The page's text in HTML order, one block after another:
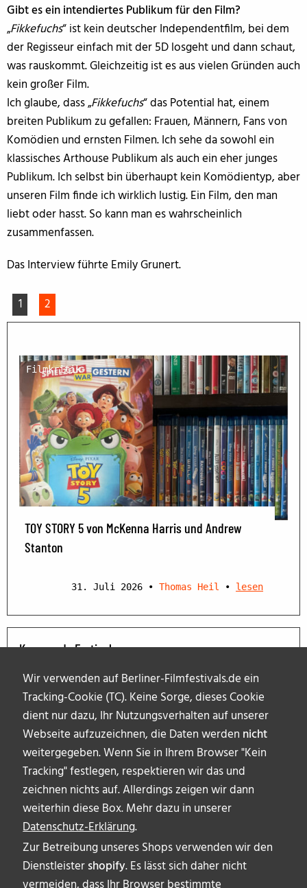
Wir verwenden auf Berliner-Filmfestivals.de ein
Tracking-Cookie (TC). Keine Sorge, dieses Cookie
dient nur dazu, Ihr Nutzungsverhalten auf unserer
Webseite aufzuzeichnen, die Daten werden nicht
weitergegeben. Wenn Sie in Ihrem Browser "Kein
Tracking" festlegen, respektieren wir das und
zeichnen nichts auf. Allerdings zeigen wir dann
weiterhin diese Box. Mehr dazu in unserer
Datenschutz-Erklärung.
Zur Betreibung unseres Shops verwenden wir den
Dienstleistershopify. Es lässt sich daher nicht
Gibt es ein intendiertes Publikum für den Film?
„Fikkefuchs“ ist kein deutscher Independentfilm, bei dem
der Regisseur einfach mit der 5D losgeht und dann schaut,
was rauskommt. Gleichzeitig ist es aus vielen Gründen auch
kein großer Film.
Ich glaube, dass „Fikkefuchs“ das Potential hat, einem
breiten Publikum zu gefallen: Frauen, Männern, Fans von
Komödien und ernsten Filmen. Ich sehe da sowohl ein
klassisches Arthouse Publikum als auch ein eher junges
Publikum. Ich selbst bin überhaupt kein Komödientyp, aber
unseren Film finde ich wirklich lustig. Ein Film, den man
liebt oder hasst. So kann man es wahrscheinlich
zusammenfassen.
Das Interview führte Emily Grunert.
1 2
Filmkritik
TOY STORY 5 von McKenna Harris und Andrew
Stanton
31. Juli 2026 • Thomas Heil • lesen
Kommende Festivals